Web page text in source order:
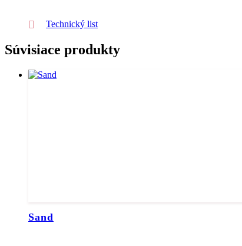
Technický list
Súvisiace produkty
Sand